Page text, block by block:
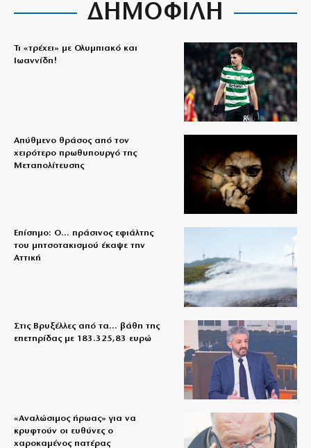
ΔΗΜΟΦΙΛΗ
Τι «τρέχει» με Ολυμπιακό και
Ιωαννίδη!
Απύθμενο θράσος από τον
χειρότερο πρωθυπουργό της
Μεταπολίτευσης
Επίσημο: Ο… πράσινος εφιάλτης
του μητσοτακισμού έκαψε την
Αττική
Στις Βρυξέλλες από τα… βάθη της
επετηρίδας με 183.325,83 ευρώ
«Aναλώσιμος ήρωας» για να
κρυφτούν οι ευθύνες ο
χαροκαμένος πατέρας